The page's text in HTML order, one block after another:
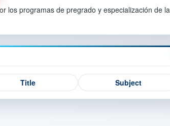
los programas de pregrado y especialización de la